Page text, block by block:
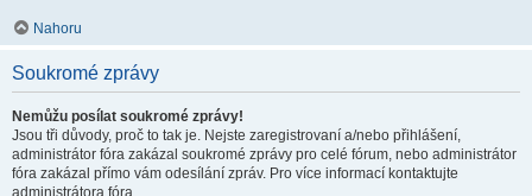
Nahoru
Soukromé zprávy
Nemůžu posílat soukromé zprávy!
Jsou tři důvody, proč to tak je. Nejste zaregistrovaní a/nebo přihlášení,
administrátor fóra zakázal soukromé zprávy pro celé fórum, nebo administrátor
fóra zakázal přímo vám odesílání zpráv. Pro více informací kontaktujte
administrátora fóra.